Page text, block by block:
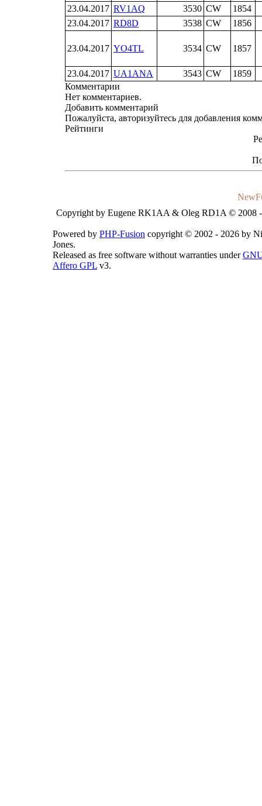
23.04.2017 RV1AQ 3530 CW
1854
23.04.2017 RD8D 3538 CW 1856
23.04.2017 YO4TL 3534 CW 1857
23.04.2017 UA1ANA 3543 CW
1859
Комментарии
Нет комментариев.
Добавить комментарий
Пожалуйста, авторизуйтесь для добавления
Рейтинги
Copyright by Eugene RK1AA & Oleg RD1A © 2008
Powered by PHP-Fusion copyright © 2002 - 2026 by
Jones.
Released as free software without warranties under
Affero GPL v3.